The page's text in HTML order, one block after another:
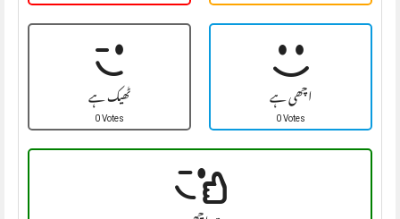
ٹھیک ہے
0 Votes اچھی ہے
0 Votes